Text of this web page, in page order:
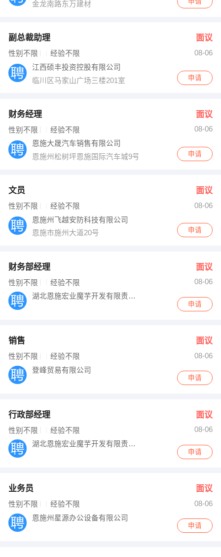
金龙南路东万建材
副总裁助理 面议
性别不限 经验不限
08-06
江西硕丰投资控股有限公司
临川区马家山广场三楼201室
申请
财务经理 面议
性别不限 经验不限
08-06
恩施大晟汽车销售有限公司
恩施州松树坪恩施国际汽车城9号楼
申请
文员 面议
性别不限 经验不限
08-06
恩施州飞越安防科技有限公司
恩施市施州大道20号
申请
财务部经理 面议
性别不限 经验不限
08-06
湖北恩施宏业魔芋开发有限责任公司
申请
销售 面议
性别不限 经验不限
08-06
登峰贸易有限公司
申请
行政部经理 面议
性别不限 经验不限
08-06
湖北恩施宏业魔芋开发有限责任公司
申请
业务员 面议
性别不限 经验不限
08-06
恩施州星源办公设备有限公司
申请